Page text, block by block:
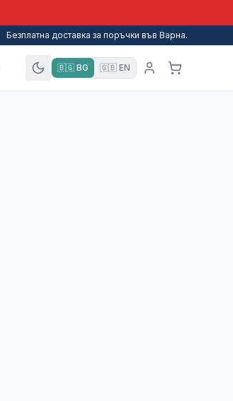
Безплатна доставка за поръчки във Варна.
🇧🇬 BG 🇬🇧 EN